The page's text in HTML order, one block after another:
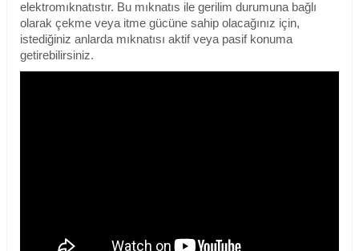
elektromıknatıstır. Bu mıknatıs ile gerilim durumuna bağlı
olarak çekme veya itme gücüne sahip olacağınız için,
istediğiniz anlarda mıknatısı aktif veya pasif konuma
getirebilirsiniz.